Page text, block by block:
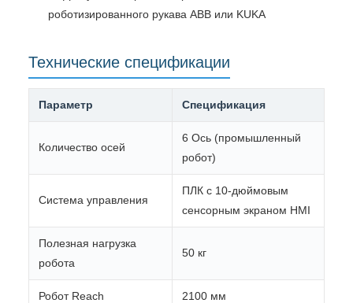
роботизированного рукава ABB или KUKA
Технические спецификации
Параметр Спецификация
Количество осей
6 Ось (промышленный
робот)
Система управления
ПЛК с 10-дюймовым
сенсорным экраном HMI
Полезная нагрузка
робота
50 кг
Робот Reach 2100 мм